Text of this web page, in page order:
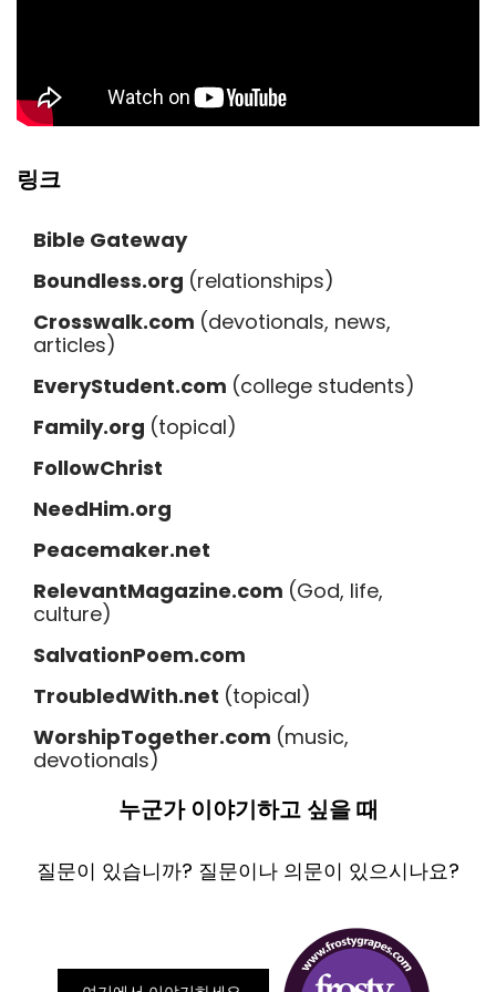
링크
Bible Gateway
Boundless.org (relationships)
Crosswalk.com (devotionals, news,
articles)
EveryStudent.com (college students)
Family.org (topical)
FollowChrist
NeedHim.org
Peacemaker.net
RelevantMagazine.com (God, life,
culture)
SalvationPoem.com
TroubledWith.net (topical)
WorshipTogether.com (music,
devotionals)
누군가 이야기하고 싶을 때
질문이 있습니까? 질문이나 의문이 있으시나요?